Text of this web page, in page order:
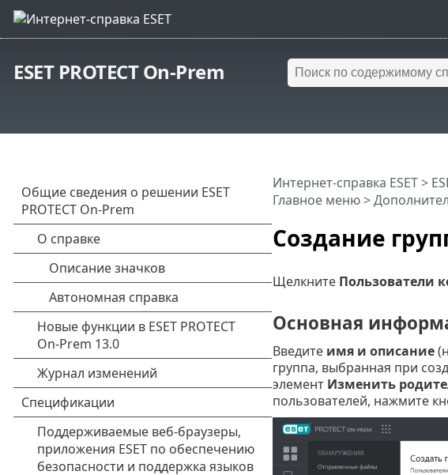
ESET PROTECT On-Prem
Создание
Интернет-справка ESET>
Главное меню>
Щелкните Пользователи
Основная
Введите имя и описание
группа, выбранная при
элемент Изменить
пользователей, нажмите